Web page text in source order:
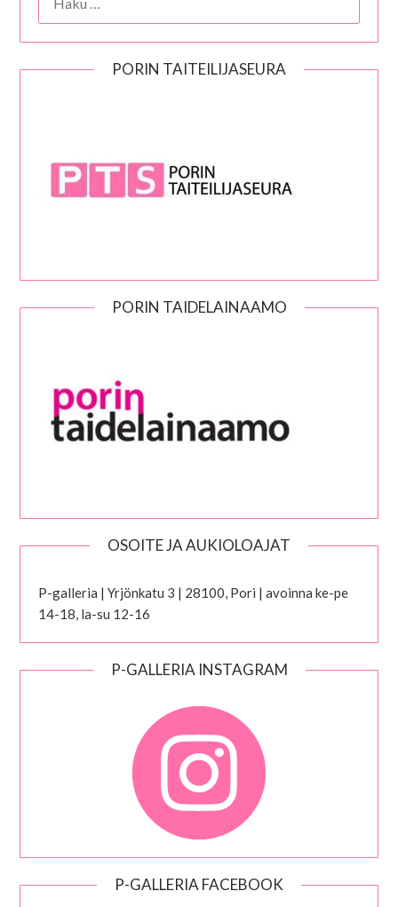
PORIN TAITEILIJASEURA
PORIN TAIDELAINAAMO
OSOITE JA AUKIOLOAJAT
P-galleria | Yrjönkatu 3 | 28100, Pori | avoinna ke-pe
14-18, la-su 12-16
P-GALLERIA INSTAGRAM
P-GALLERIA FACEBOOK